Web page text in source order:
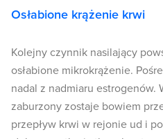
Osłabione krążenie krwi
Kolejny czynnik nasilający
osłabione mikrokrążenie.
nadal z nadmiaru estrogenów.
zaburzony zostaje bowiem
przepływ krwi w rejonie ud i